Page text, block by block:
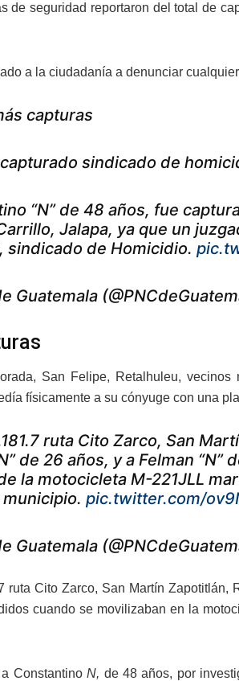
de seguridad reportaron del total de
a la ciudadanía a denunciar
capturas
sindicado de
“N” de 48 años, fue
Jalapa, ya que un
sindicado de Homicidio.
Guatemala
San Felipe, Retalhuleu, vecinos
físicamente a su cónyuge con una
ruta Cito Zarco, San
de 26 años, y a Felman
la motocicleta M-221JLL
pic.twitter.com/
Guatemala
ruta Cito Zarco, San Martín
cuando se movilizaban en la
a ConstantinoN, de 48 años, por